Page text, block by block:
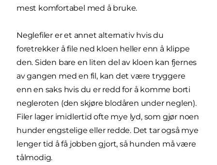
mest komfortabel med å bruke.
Neglefiler er et annet alternativ hvis du
foretrekker å file ned kloen heller enn å klippe
den. Siden bare en liten del av kloen kan fjernes
av gangen med en fil, kan det være tryggere
enn en saks hvis du er redd for å komme borti
negleroten (den skjøre blodåren under neglen).
Filer lager imidlertid ofte mye lyd, som gjør noen
hunder engstelige eller redde. Det tar også mye
lenger tid å få jobben gjort, så hunden må være
tålmodig.